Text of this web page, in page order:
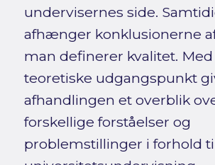
undervisernes side.
afhænger konklusionerne
man definerer kvalitet.
teoretiske udgangspunkt
afhandlingen et overblik
forskellige forståelser og
problemstillinger i forhold